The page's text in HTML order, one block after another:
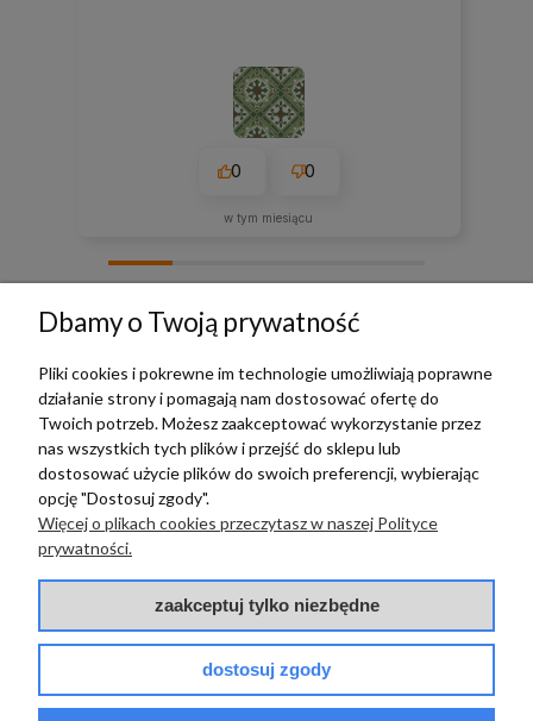
0 0
w tym miesiącu
TERRADECO
BAZA WIEDZY
PŁATNOŚCI I DOSTAWA
Dbamy o Twoją prywatność
Pliki cookies i pokrewne im technologie umożliwiają poprawne
działanie strony i pomagają nam dostosować ofertę do
Twoich potrzeb. Możesz zaakceptować wykorzystanie przez
nas wszystkich tych plików i przejść do sklepu lub
dostosować użycie plików do swoich preferencji, wybierając
opcję "Dostosuj zgody".
Więcej o plikach cookies przeczytasz w naszej Polityce
prywatności.
zaakceptuj tylko niezbędne
dostosuj zgody